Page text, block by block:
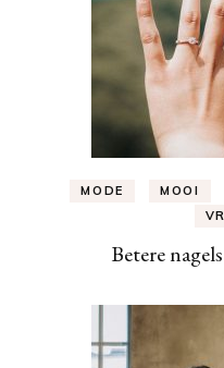
MODE MOOI
Betere